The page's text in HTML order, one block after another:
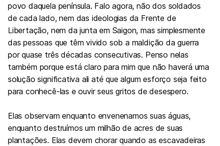
povo daquela península. Falo agora, não dos soldados
de cada lado, nem das ideologias da Frente de
Libertação, nem da junta em Saigon, mas simplesmente
das pessoas que têm vivido sob a maldição da guerra
por quase três décadas consecutivas. Penso nelas
também porque está claro para mim que não haverá uma
solução significativa ali até que algum esforço seja feito
para conhecê-las e ouvir seus gritos de desespero.
Elas observam enquanto envenenamos suas águas,
enquanto destruímos um milhão de acres de suas
plantações. Elas devem chorar quando as escavadeiras